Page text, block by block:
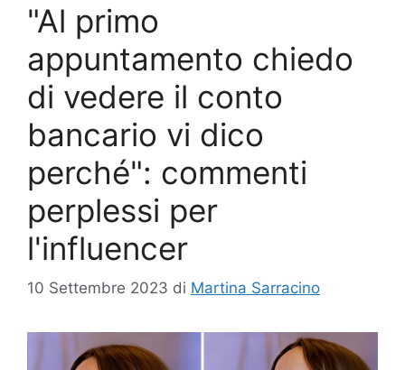
"Al primo
appuntamento chiedo
di vedere il conto
bancario vi dico
perché": commenti
perplessi per
l'influencer
10 Settembre 2023 di Martina Sarracino